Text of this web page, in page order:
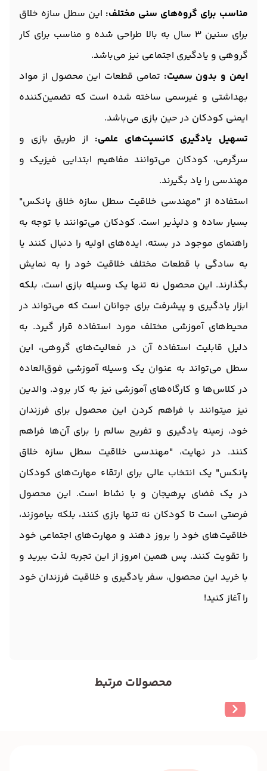
مناسب برای گروه‌های سنی مختلف: این سطل سازه خلاق
برای سنین 3 سال به بالا طراحی شده و مناسب برای کار
گروهی و یادگیری اجتماعی نیز می‌باشد.
ایمن و بدون سمیت: تمامی قطعات این محصول از مواد
بهداشتی و غیرسمی ساخته شده است که تضمین‌کننده
ایمنی کودکان در حین بازی می‌باشد.
تسهیل یادگیری کانسپت‌های علمی: از طریق بازی و
سرگرمی، کودکان می‌توانند مفاهیم ابتدایی فیزیک و
مهندسی را یاد بگیرند.
استفاده از "مهندسی خلاقیت سطل سازه خلاق پانکس"
بسیار ساده و دلپذیر است. کودکان می‌توانند با توجه به
راهنمای موجود در بسته، ایده‌های اولیه را دنبال کنند یا
به سادگی با قطعات مختلف خلاقیت خود را به نمایش
بگذارند. این محصول نه تنها یک وسیله بازی است، بلکه
ابزار یادگیری و پیشرفت برای جوانان است که می‌تواند در
محیط‌های آموزشی مختلف مورد استفاده قرار گیرد. به
دلیل قابلیت استفاده آن در فعالیت‌های گروهی، این
سطل می‌تواند به عنوان یک وسیله آموزشی فوق‌العاده
در کلاس‌ها و کارگاه‌های آموزشی نیز به کار برود. والدین
نیز میتوانند با فراهم کردن این محصول برای فرزندان
خود، زمینه یادگیری و تفریح سالم را برای آن‌ها فراهم
کنند. در نهایت، "مهندسی خلاقیت سطل سازه خلاق
پانکس" یک انتخاب عالی برای ارتقاء مهارت‌های کودکان
در یک فضای پرهیجان و با نشاط است. این محصول
فرصتی است تا کودکان نه تنها بازی کنند، بلکه بیاموزند،
خلاقیت‌های خود را بروز دهند و مهارت‌های اجتماعی خود
را تقویت کنند. پس همین امروز از این تجربه لذت ببرید و
با خرید این محصول، سفر یادگیری و خلاقیت فرزندان خود
را آغاز کنید!
محصولات مرتبط